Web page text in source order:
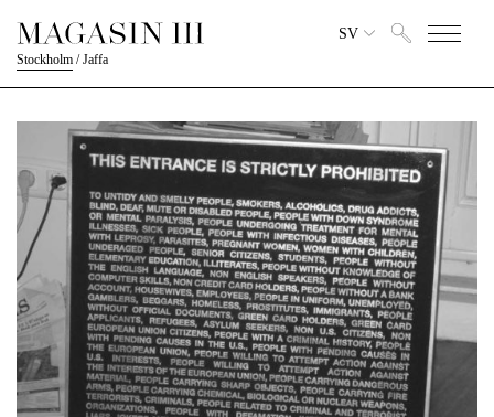
Stockholm /Jaffa
SV